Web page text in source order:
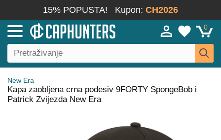
15% POPUSTA! Kupon: CH2026
0
New Era
Kapa zaobljena crna podesiv 9FORTY SpongeBob i
Patrick Zvijezda New Era